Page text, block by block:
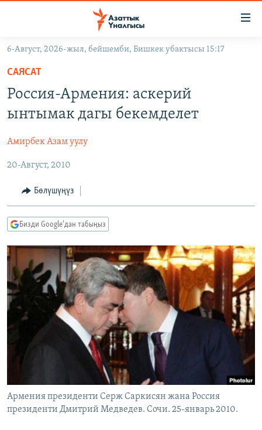
Навигацияга
өтүңүз
Издөөгө
салыңыз
ЭКОНОМИКА
МАДАНИЯТ
БОРБОР АЗИЯ
АТАЙЫН ИЛИКТӨӨ
ТВ ПРОГРАММАЛАР
БҮГҮН АЗАТТЫКТА
БИЗ ЖАНА ДҮЙНӨ
ДАНИСТЕ
ЭЖЕ-СИҢДИЛЕР
АЗАТТЫК+
ЫҢГАЙСЫЗ СУРООЛОР
ПОДКАСТ
ӨЗГӨЧӨ ПИКИР
ОНЛАЙН ШЕРИНЕ
ЭЕ/АРнун бардык сайттары
6-Август, 2026-жыл, бейшемби, Бишкек убактысы 15:17
САЯСАТ
Россия-Армения: аскерий
ынтымак дагы бекемделет
Амирбек Азам уулу
20-Август, 2010
Бөлүшүңүз
Бизди Google'дан табыңыз
Армения президенти Серж Саркисян жана Россия
президенти Дмитрий Медведев. Сочи. 25-январь 2010.